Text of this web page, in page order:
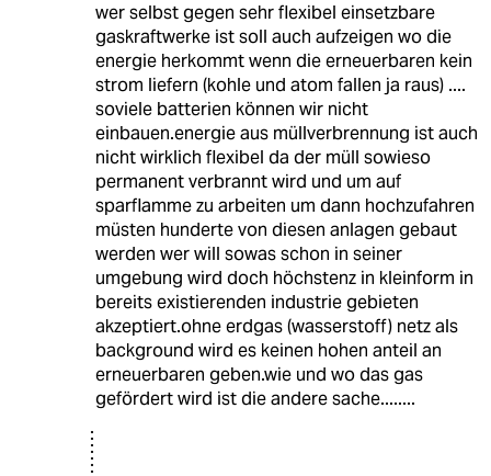
wer selbst gegen sehr flexibel einsetzbare
gaskraftwerke ist soll auch aufzeigen wo die
energie herkommt wenn die erneuerbaren kein
strom liefern (kohle und atom fallen ja raus) ....
soviele batterien können wir nicht
einbauen.energie aus müllverbrennung ist auch
nicht wirklich flexibel da der müll sowieso
permanent verbrannt wird und um auf
sparflamme zu arbeiten um dann hochzufahren
müsten hunderte von diesen anlagen gebaut
werden wer will sowas schon in seiner
umgebung wird doch höchstenz in kleinform in
bereits existierenden industrie gebieten
akzeptiert.ohne erdgas (wasserstoff) netz als
background wird es keinen hohen anteil an
erneuerbaren geben.wie und wo das gas
gefördert wird ist die andere sache........